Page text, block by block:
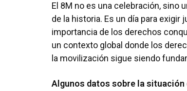
El 8M no es una celebración, sino
de la historia. Es un día para
importancia de los derechos
un contexto global donde los
la movilización sigue siendo
Algunos datos sobre la situación